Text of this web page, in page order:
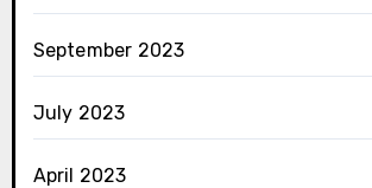
September 2023
July 2023
April 2023